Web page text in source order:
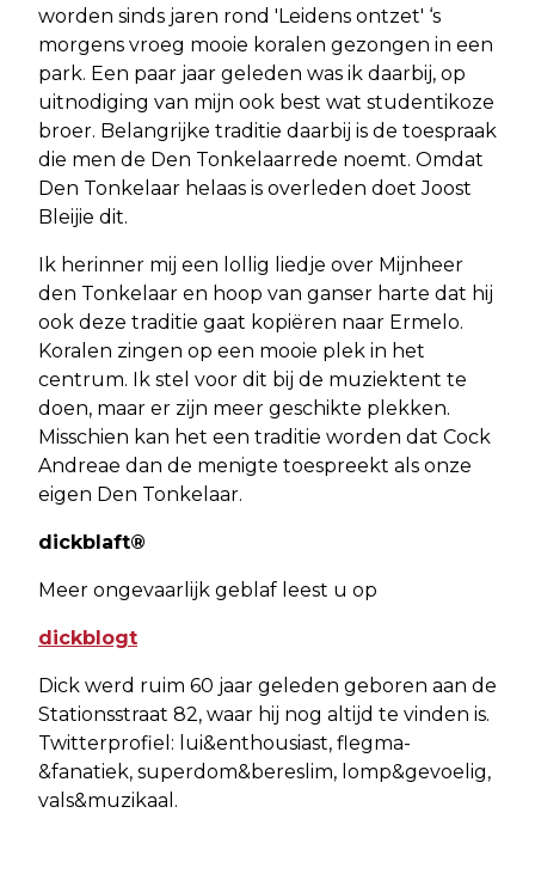
worden sinds jaren rond 'Leidens ontzet' ‘s
morgens vroeg mooie koralen gezongen in een
park. Een paar jaar geleden was ik daarbij, op
uitnodiging van mijn ook best wat studentikoze
broer. Belangrijke traditie daarbij is de toespraak
die men de Den Tonkelaarrede noemt. Omdat
Den Tonkelaar helaas is overleden doet Joost
Bleijie dit.
Ik herinner mij een lollig liedje over Mijnheer
den Tonkelaar en hoop van ganser harte dat hij
ook deze traditie gaat kopiëren naar Ermelo.
Koralen zingen op een mooie plek in het
centrum. Ik stel voor dit bij de muziektent te
doen, maar er zijn meer geschikte plekken.
Misschien kan het een traditie worden dat Cock
Andreae dan de menigte toespreekt als onze
eigen Den Tonkelaar.
dickblaft®
Meer ongevaarlijk geblaf leest u op
dickblogt
Dick werd ruim 60 jaar geleden geboren aan de
Stationsstraat 82, waar hij nog altijd te vinden is.
Twitterprofiel: lui&enthousiast, flegma-
&fanatiek, superdom&bereslim, lomp&gevoelig,
vals&muzikaal.